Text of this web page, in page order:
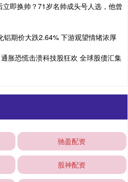
即换帅？71岁名帅成头号人选，他曾
铝期价大跌2.64% 下游观望情绪浓厚
胀恐慌击溃科技股狂欢 全球股债汇集
驰盈配资
股神配资